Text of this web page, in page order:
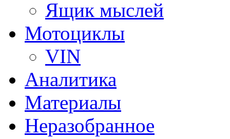
Ящик мыслей
Мотоциклы
VIN
Аналитика
Материалы
Неразобранное